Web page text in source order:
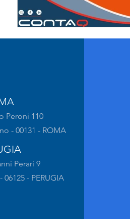
Peroni 110
- 00131 - ROMA
Perari 9
- PERUGIA